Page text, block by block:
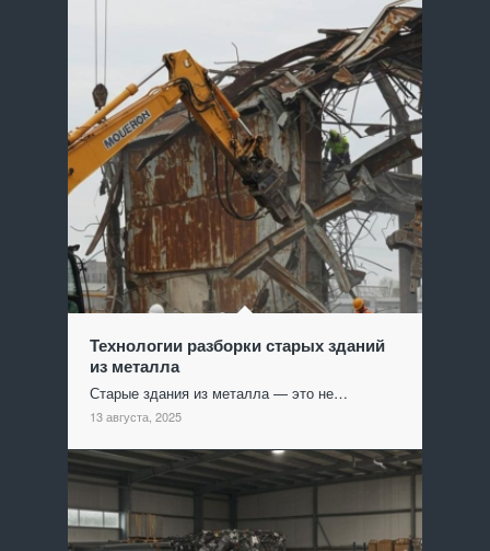
Технологии разборки старых зданий
из металла
Старые здания из металла — это не…
13 августа, 2025